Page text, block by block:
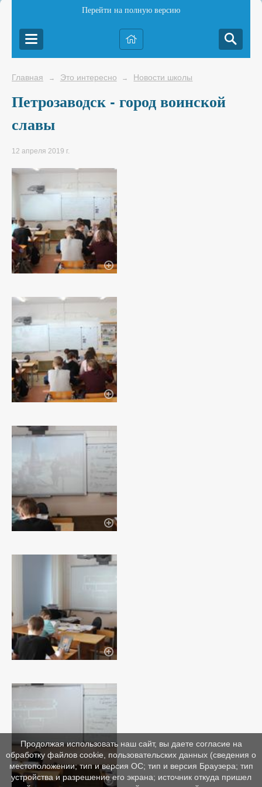
Перейти на полную версию
Главная → Это интересно → Новости школы
Петрозаводск - город воинской
славы
12 апреля 2019 г.
Продолжая использовать наш сайт, вы даете согласие на
обработку файлов cookie, пользовательских данных (сведения о
местоположении; тип и версия ОС; тип и версия Браузера; тип
устройства и разрешение его экрана; источник откуда пришел